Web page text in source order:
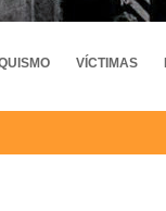
VÍCTIMAS